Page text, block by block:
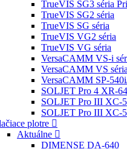
TrueVIS SG3 séria
TrueVIS SG2 séria
TrueVIS SG séria
TrueVIS VG2 séria
TrueVIS VG séria
VersaCAMM VS-i
VersaCAMM VS séria
VersaCAMM SP-
SOLJET Pro 4 XR-
SOLJET Pro III XC-
SOLJET Pro III XC-
plotre
Aktuálne
DIMENSE DA-640